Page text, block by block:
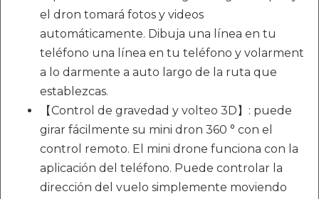
el dron tomará fotos y videos
automáticamente. Dibuja una línea en tu
teléfono una línea en tu teléfono y volarment
a lo darmente a auto largo de la ruta que
establezcas.
【Control de gravedad y volteo 3D】: puede
girar fácilmente su mini dron 360 ° con el
control remoto. El mini drone funciona con la
aplicación del teléfono. Puede controlar la
dirección del vuelo simplemente moviendo